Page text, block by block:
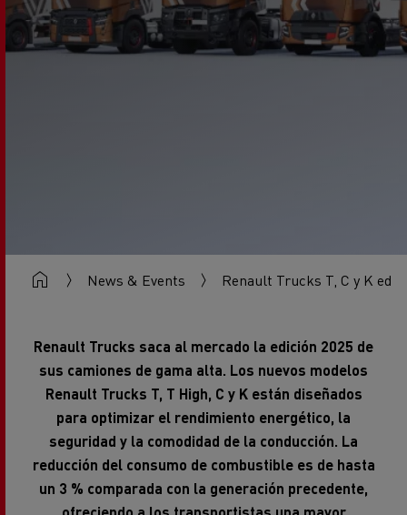
News & Events Renault Trucks T, C y K
Renault Trucks saca al mercado la edición 2025 de
sus camiones de gama alta. Los nuevos modelos
Renault Trucks T, T High, C y K están diseñados
para optimizar el rendimiento energético, la
seguridad y la comodidad de la conducción. La
reducción del consumo de combustible es de hasta
un 3 % comparada con la generación precedente,